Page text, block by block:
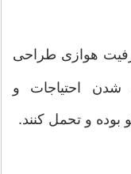
هوازی طراحی
احتیاجات و
بوده و تحمل کنند.